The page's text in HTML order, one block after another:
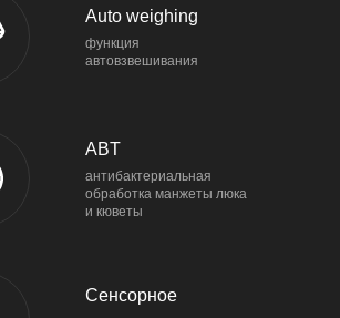
Auto weighing
функция
автовзвешивания
ABT
антибактериальная
обработка манжеты люка
и кюветы
Сенсорное